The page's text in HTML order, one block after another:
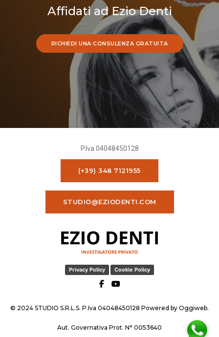
Affidati ad Ezio Denti
RICHIEDI UNA CONSULENZA GRATUITA
P.Iva 04048450128
(+39) 348 7121955
STUDIO@EZIODENTI.COM
Privacy Policy Cookie Policy
© 2024 STUDIO S.R.L.S. P.Iva 04048450128 Powered by Oggiweb.
Aut. Governativa Prot. N° 0053640